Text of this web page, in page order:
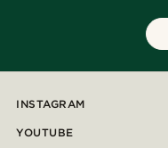
INSTAGRAM
YOUTUBE